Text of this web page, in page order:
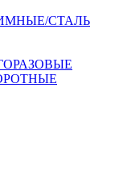
СТАЛЬ